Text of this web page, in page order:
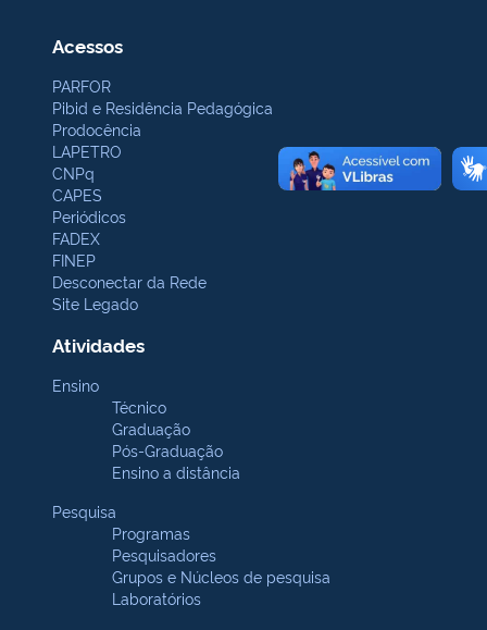
Acessos
PARFOR
Pibid e Residência Pedagógica
Prodocência
LAPETRO
CNPq
CAPES
Periódicos
FADEX
FINEP
Desconectar da Rede
Site Legado
Atividades
Ensino
Técnico
Graduação
Pós-Graduação
Ensino a distância
Pesquisa
Programas
Pesquisadores
Grupos e Núcleos de pesquisa
Laboratórios